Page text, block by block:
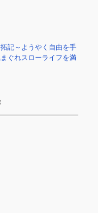
記～ようやく自由を手
ぐれスローライフを満